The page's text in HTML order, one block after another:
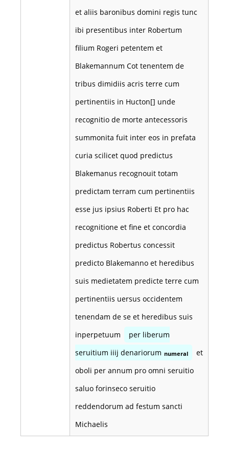
et aliis baronibus domini regis tunc
ibi presentibus inter Robertum
filium Rogeri petentem et
Blakemannum Cot tenentem de
tribus dimidiis acris terre cum
pertinentiis in Hucton[] unde
recognitio de morte antecessoris
summonita fuit inter eos in prefata
curia scilicet quod predictus
Blakemanus recognouit totam
predictam terram cum pertinentiis
esse jus ipsius Roberti Et pro hac
recognitione et fine et concordia
predictus Robertus concessit
predicto Blakemanno et heredibus
suis medietatem predicte terre cum
pertinentiis uersus occidentem
tenendam de se et heredibus suis
inperpetuum
per liberum
seruitium iiij denariorum numeral
et
oboli per annum pro omni seruitio
saluo forinseco seruitio
reddendorum ad festum sancti
Michaelis